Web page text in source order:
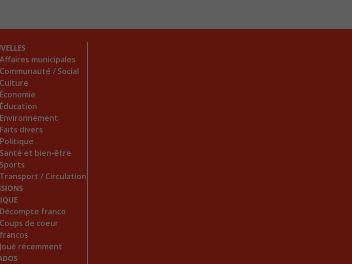
Affaires municipales
Communauté / Social
Culture
Économie
Éducation
Environnement
Faits divers
Politique
Santé et bien-être
Sports
Transport / Circulation
Décompte franco
Coups de coeur
francos
Joué récemment